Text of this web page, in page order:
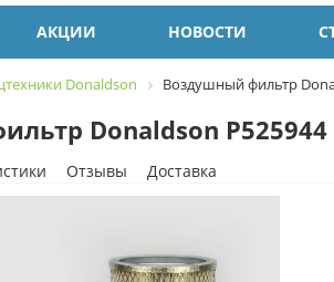
АКЦИИ НОВОСТИ
Donaldson Воздушный фильтр
Donaldson P525944
Отзывы
Доставка